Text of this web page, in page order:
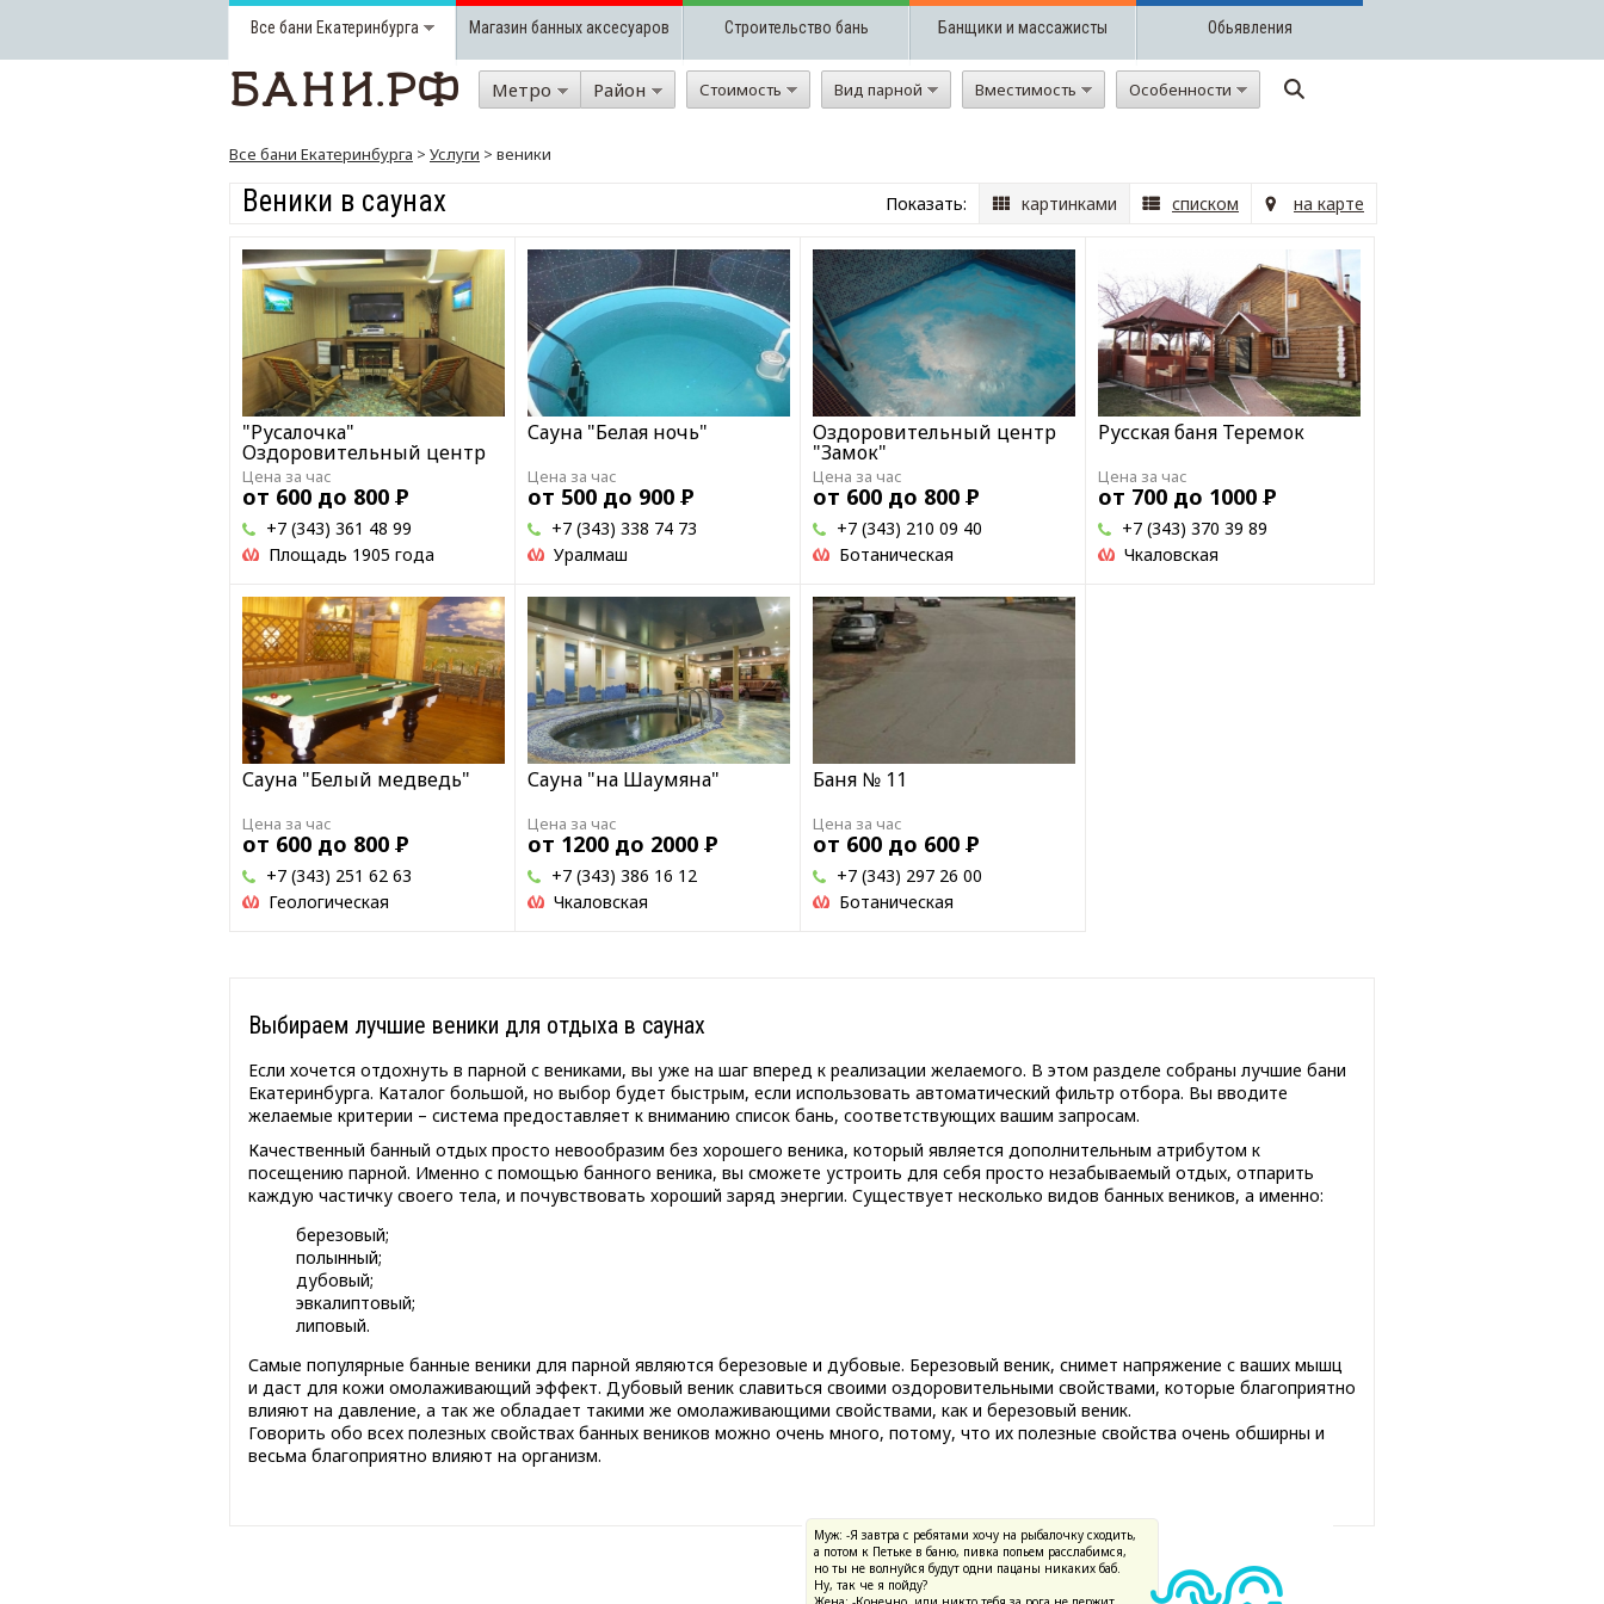
Все бани Екатеринбурга Магазин банных аксесуаров Строительство бань Банщики и массажисты Обьявления
Метро Район Стоимость Вид парной Вместимость Особенности
Все бани Екатеринбурга > Услуги > веники
Веники в саунах Показать: картинками списком на карте
"Русалочка"
Оздоровительный центр
Цена за час
от 600 до 800 Р
Площадь 1905 года
+7 (343) 361 48 99
Сауна "Белая ночь"
Цена за час
от 500 до 900 Р
Уралмаш
+7 (343) 338 74 73
Оздоровительный центр
"Замок"
Цена за час
от 600 до 800 Р
Ботаническая
+7 (343) 210 09 40
Русская баня Теремок
Цена за час
от 700 до 1000 Р
Чкаловская
+7 (343) 370 39 89
Сауна "Белый медведь"
Цена за час
от 600 до 800 Р
Геологическая
+7 (343) 251 62 63
Сауна "на Шаумяна"
Цена за час
от 1200 до 2000 Р
Чкаловская
+7 (343) 386 16 12
Баня № 11
Цена за час
от 600 до 600 Р
Ботаническая
+7 (343) 297 26 00
Выбираем лучшие веники для отдыха в саунах
Если хочется отдохнуть в парной с вениками, вы уже на шаг вперед к реализации желаемого. В этом разделе собраны лучшие бани
Екатеринбурга. Каталог большой, но выбор будет быстрым, если использовать автоматический фильтр отбора. Вы вводите
желаемые критерии – система предоставляет к вниманию список бань, соответствующих вашим запросам.
Качественный банный отдых просто невообразим без хорошего веника, который является дополнительным атрибутом к
посещению парной. Именно с помощью банного веника, вы сможете устроить для себя просто незабываемый отдых, отпарить
каждую частичку своего тела, и почувствовать хороший заряд энергии. Существует несколько видов банных веников, а именно:
березовый;
полынный;
дубовый;
эвкалиптовый;
липовый.
Самые популярные банные веники для парной являются березовые и дубовые. Березовый веник, снимет напряжение с ваших мышц
и даст для кожи омолаживающий эффект. Дубовый веник славиться своими оздоровительными свойствами, которые благоприятно
влияют на давление, а так же обладает такими же омолаживающими свойствами, как и березовый веник.
Говорить обо всех полезных свойствах банных веников можно очень много, потому, что их полезные свойства очень обширны и
весьма благоприятно влияют на организм.
Муж: -Я завтра с ребятами хочу на рыбалочку сходить,
а потом к Петьке в баню, пивка попьем расслабимся,
но ты не волнуйся будут одни пацаны никаких баб.
Ну, так че я пойду?